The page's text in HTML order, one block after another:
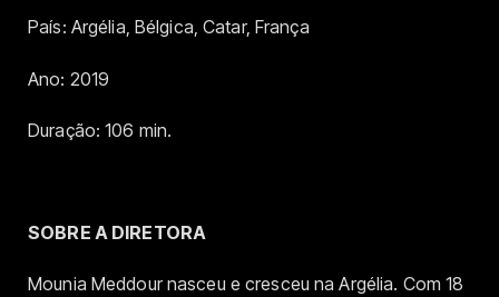
País: Argélia, Bélgica, Catar, França
Ano: 2019
Duração: 106 min.
SOBRE A DIRETORA
Mounia Meddour nasceu e cresceu na Argélia. Com 18